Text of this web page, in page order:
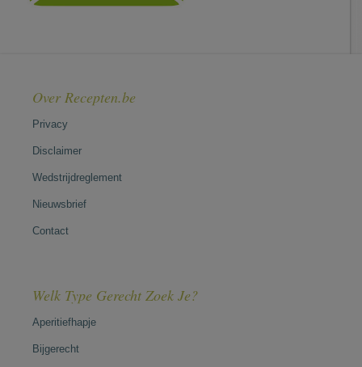
Over Recepten.be
Privacy
Disclaimer
Wedstrijdreglement
Nieuwsbrief
Contact
Welk Type Gerecht Zoek Je?
Aperitiefhapje
Bijgerecht